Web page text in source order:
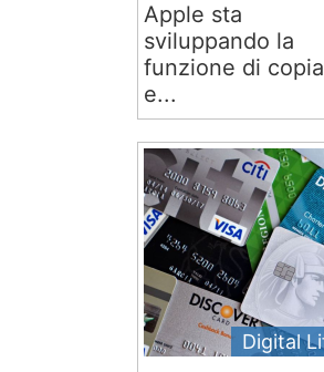
Apple sta
sviluppando la
funzione di copia
e...
Digital